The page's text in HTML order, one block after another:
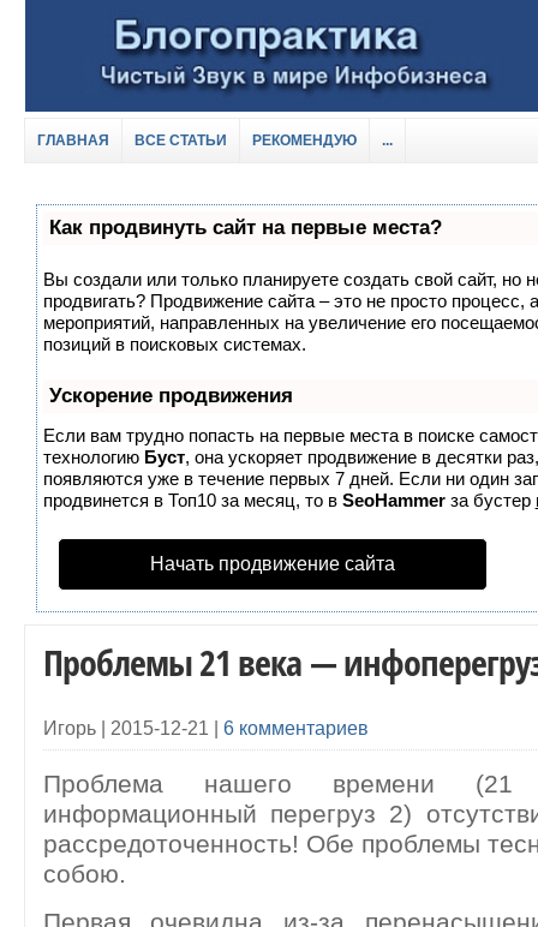
ГЛАВНАЯ ВСЕ СТАТЬИ РЕКОМЕНДУЮ ...
Как продвинуть сайт на первые места?
Вы создали или только планируете создать свой сайт, но
продвигать? Продвижение сайта – это не просто процесс,
мероприятий, направленных на увеличение его
позиций в поисковых системах.
Ускорение продвижения
Если вам трудно попасть на первые места в поиске
технологию Буст, она ускоряет продвижение в десятки
появляются уже в течение первых 7 дней. Если ни один
продвинется в Топ10 за месяц, то в SeoHammerза бустер
Начать продвижение сайта
Проблемы 21 века —
Игорь | 2015-12-21 | 6 комментариев
Проблема нашего времени
информационный перегруз 2)
рассредоточенность! Обе проблемы
собою.
Первая очевидна из-за